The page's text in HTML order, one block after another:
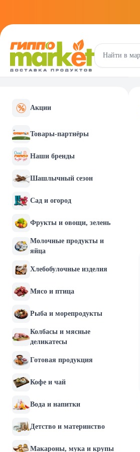
Акции
Товары-партнёры
Наши бренды
Шашлычный сезон
Сад и огород
Фрукты и овощи, зелень
Молочные продукты и
яйца
Хлебобулочные изделия
Мясо и птица
Рыба и морепродукты
Колбасы и мясные
деликатесы
Готовая продукция
Кофе и чай
Вода и напитки
Детство и материнство
Макароны, мука и крупы